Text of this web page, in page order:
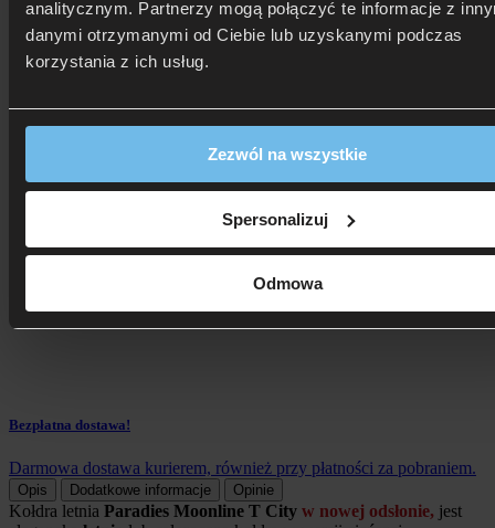
analitycznym. Partnerzy mogą połączyć te informacje z
danymi otrzymanymi od Ciebie lub uzyskanymi podczas
korzystania z ich usług.
Zezwól na wszystkie
Spersonalizuj
Odmowa
Bezpłatna dostawa!
Darmowa dostawa kurierem, również przy płatności za pobraniem.
Opis Dodatkowe informacje Opinie
Kołdra letnia Paradies Moonline T City w nowej odsłonie, jest